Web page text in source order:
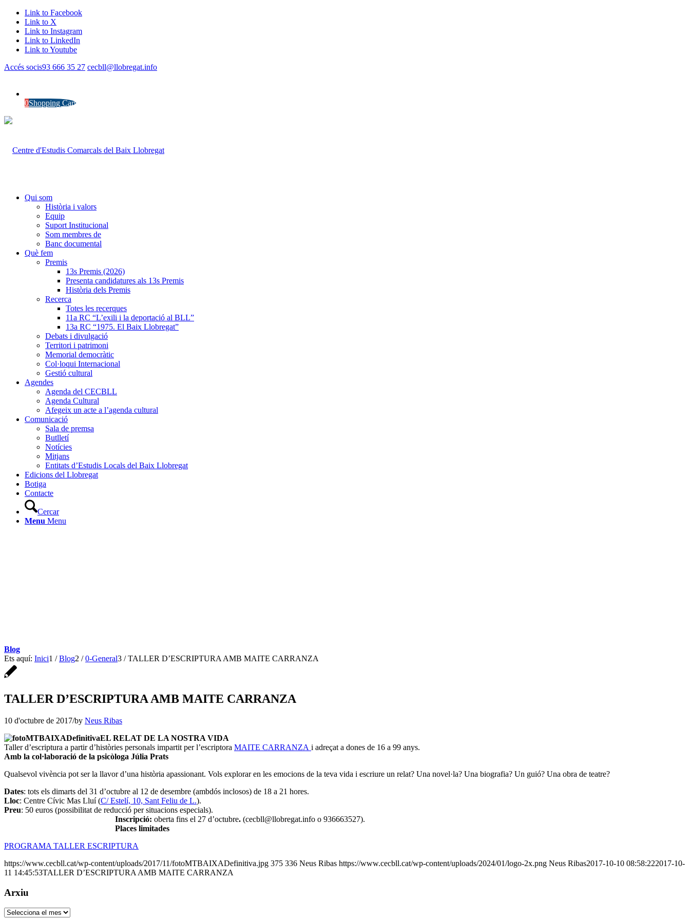
Link to Facebook
Link to X
Link to Instagram
Link to LinkedIn
Link to Youtube
Accés socis93 666 35 27 cecbll@llobregat.info
0Shopping Cart
Qui som
Història i valors
Equip
Suport Institucional
Som membres de
Banc documental
Què fem
Premis
13s Premis (2026)
Presenta candidatures als 13s Premis
Història dels Premis
Recerca
Totes les recerques
11a RC “L’exili i la deportació al BLL”
13a RC “1975. El Baix Llobregat”
Debats i divulgació
Territori i patrimoni
Memorial democràtic
Col·loqui Internacional
Gestió cultural
Agendes
Agenda del CECBLL
Agenda Cultural
Afegeix un acte a l’agenda cultural
Comunicació
Sala de premsa
Butlletí
Notícies
Mitjans
Entitats d’Estudis Locals del Baix Llobregat
Edicions del Llobregat
Botiga
Contacte
Cercar
Menu Menu
Blog
Ets aquí: Inici1 / Blog2 / 0-General3 / TALLER D’ESCRIPTURA AMB MAITE CARRANZA
TALLER D’ESCRIPTURA AMB MAITE CARRANZA
10 d'octubre de 2017/by Neus Ribas
EL RELAT DE LA NOSTRA VIDA
Taller d’escriptura a partir d’històries personals impartit per l’escriptora MAITE CARRANZA i adreçat a dones de 16 a 99 anys.
Amb la col·laboració de la psicòloga Júlia Prats
Qualsevol vivència pot ser la llavor d’una història apassionant. Vols explorar en les emocions de la teva vida i escriure un relat? Una novel·la? Una biografia? Un guió? Una obra de teatre?
Dates: tots els dimarts del 31 d’octubre al 12 de desembre (ambdós inclosos) de 18 a 21 hores.
Lloc: Centre Cívic Mas Lluí (C/ Estelí, 10, Sant Feliu de L.).
Preu: 50 euros (possibilitat de reducció per situacions especials).
Inscripció: oberta fins el 27 d’octubre. (cecbll@llobregat.info o 936663527).
Places limitades
PROGRAMA TALLER ESCRIPTURA
https://www.cecbll.cat/wp-content/uploads/2017/11/fotoMTBAIXADefinitiva.jpg 375 336 Neus Ribas https://www.cecbll.cat/wp-content/uploads/2024/01/logo-2x.png Neus Ribas2017-10-10 08:58:222017-10-
11 14:45:53TALLER D’ESCRIPTURA AMB MAITE CARRANZA
Arxiu
Arxiu